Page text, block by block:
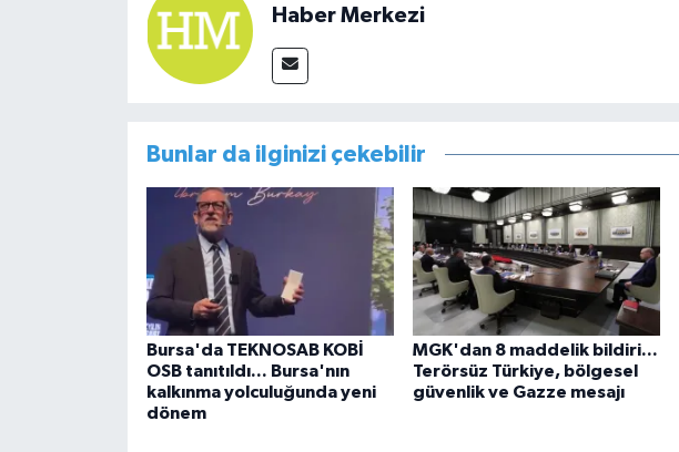
Haber Merkezi
Bunlar da ilginizi çekebilir
Bursa'da TEKNOSAB KOBİ
OSB tanıtıldı... Bursa'nın
kalkınma yolculuğunda yeni
dönem
MGK'dan 8 maddelik bildiri...
Terörsüz Türkiye, bölgesel
güvenlik ve Gazze mesajı